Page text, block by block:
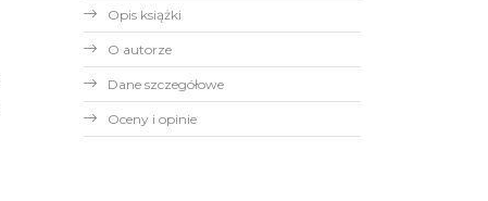
Opis książki
O autorze
Dane szczegółowe
Oceny i opinie